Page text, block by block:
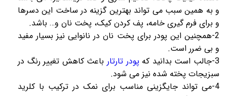
و به همین سبب می تواند بهترین گزینه در ساخت این دسرها
و برای فرم گیری خامه، پف کردن کیک، پخت نان و… باشد.
2-همچنین این پودر برای پخت نان در نانوایی نیز بسیار مفید
و بی ضرر است.
3-جالب است بدانید که
پودر تارتار باعث کاهش تغییر رنگ در
سبزیجات پخته شده نیز می شود.
4-می تواند جایگزینی مناسب برای نمک در ترکیب با کلرید